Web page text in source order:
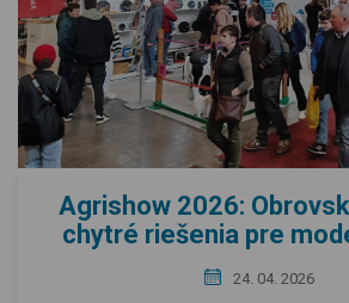
Agrishow 2026:
chytré riešenia pre
24. 04. 2026